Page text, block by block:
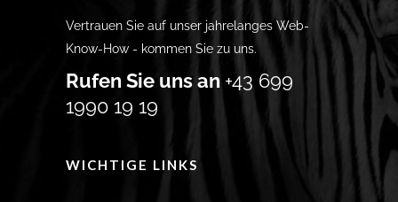
Vertrauen Sie auf unser jahrelanges Web-
Know-How - kommen Sie zu uns.
Rufen Sie uns an +43 699
1990 19 19
WICHTIGE LINKS